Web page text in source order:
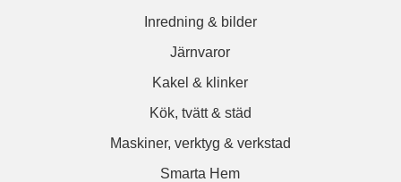
Inredning & bilder
Järnvaror
Kakel & klinker
Kök, tvätt & städ
Maskiner, verktyg & verkstad
Smarta Hem